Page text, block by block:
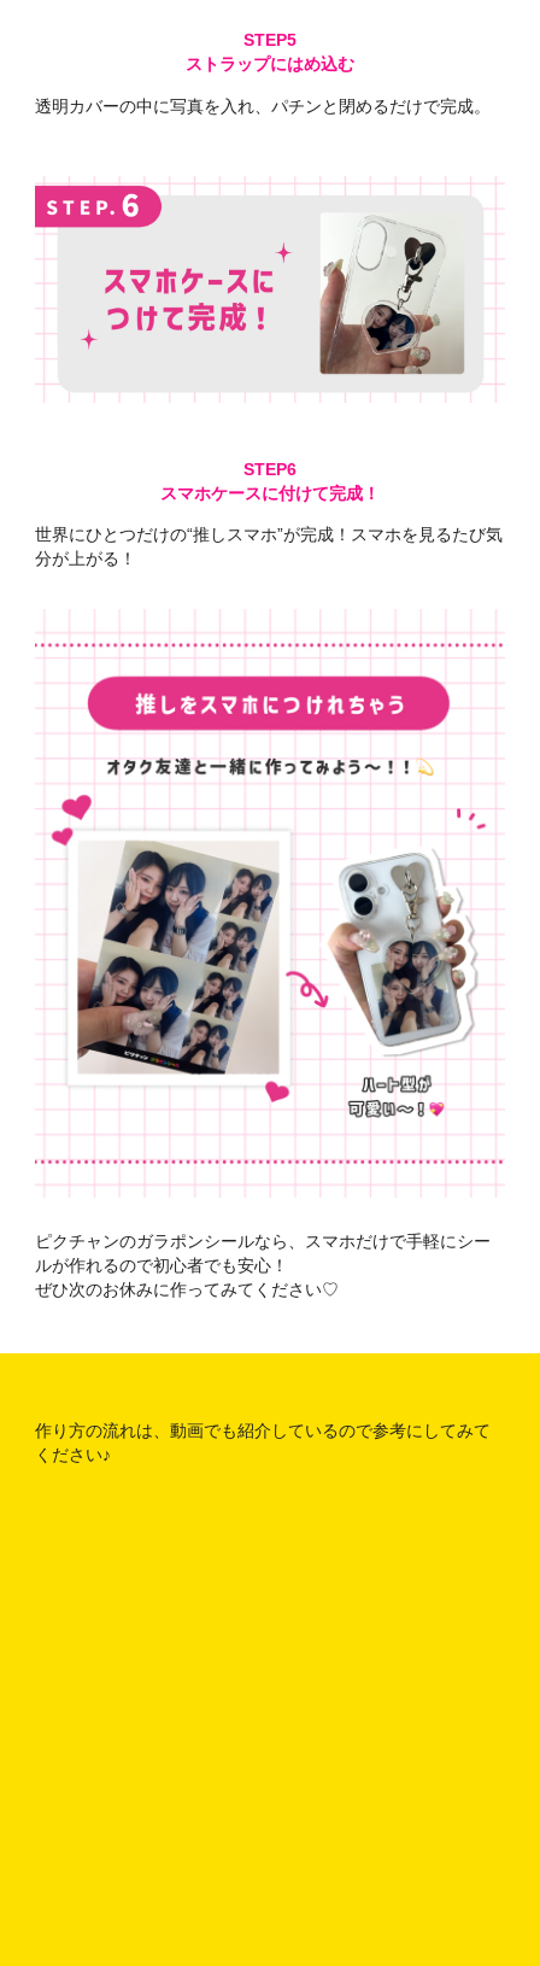
ストラップにはめ込む
透明カバーの中に写真を入れ、パチンと閉めるだけで完成。
スマホケースに付けて完成！
世界にひとつだけの“推しスマホ”が完成！スマホを見るたび気
分が上がる！
ピクチャンのガラポンシールなら、スマホだけで手軽にシー
ルが作れるので初心者でも安心！
ぜひ次のお休みに作ってみてください♡
作り方の流れは、動画でも紹介しているので参考にしてみて
ください♪